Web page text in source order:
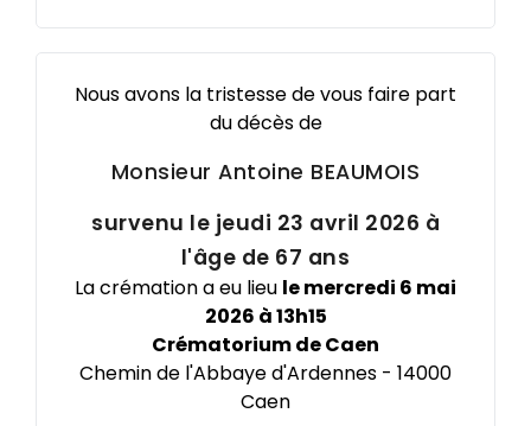
Nous avons la tristesse de vous faire part
du décès de
Monsieur Antoine BEAUMOIS
survenu le jeudi 23 avril 2026 à
l'âge de 67 ans
La crémation a eu lieu le mercredi 6 mai
2026 à 13h15
Crématorium de Caen
Chemin de l'Abbaye d'Ardennes - 14000
Caen